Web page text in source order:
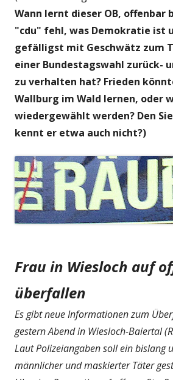
Wann lernt dieser OB, offenbar
"cdu" fehl, was Demokratie ist
gefälligst mit Geschwätz zum
einer Bundestagswahl zurück-
zu verhalten hat? Frieden
Wallburg im Wald lernen, oder
wiedergewählt werden? Den
kennt er etwa auch nicht?)
Frau in Wiesloch auf
überfallen
Es gibt neue Informationen zum
gestern Abend in Wiesloch-Baiertal
Laut Polizeiangaben soll ein bislang
männlicher und maskierter Täter